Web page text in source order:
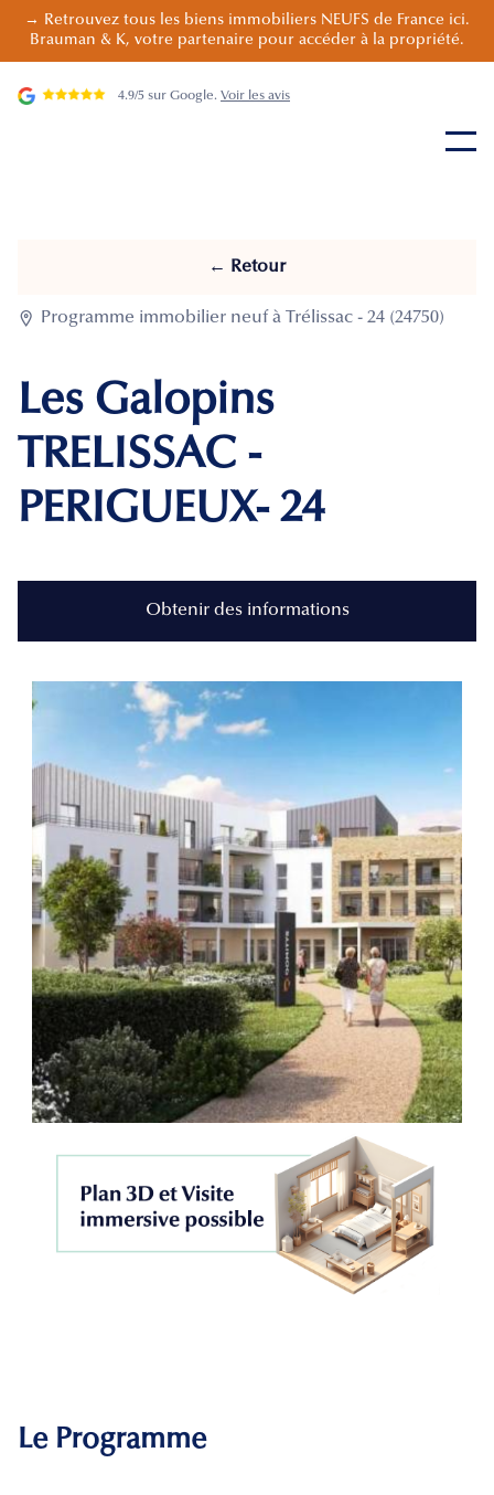
→ Retrouvez tous les biens immobiliers NEUFS de France ici.
Brauman & K, votre partenaire pour accéder à la propriété.
4.9/5 sur Google. Voir les avis
← Retour
 Programme immobilier neuf à Trélissac - 24 (24750)
Les Galopins
TRELISSAC -
PERIGUEUX- 24
Obtenir des informations
Le Programme